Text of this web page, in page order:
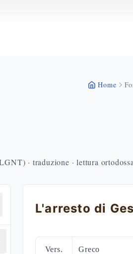
Home
· traduzione · lettura ortodossa
L'arresto di
Vers. Greco